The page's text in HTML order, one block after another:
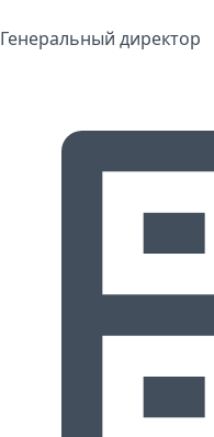
Генеральный директор